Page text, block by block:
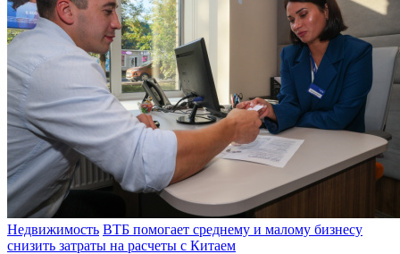
Недвижимость ВТБ помогает среднему и малому бизнесу
снизить затраты на расчеты с Китаем